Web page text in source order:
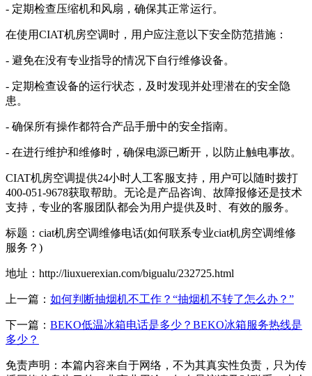
- 定期检查压缩机和风扇，确保其正常运行。
在使用CIAT机房空调时，用户应注意以下安全防范措施：
- 避免在没有专业指导的情况下自行维修设备。
- 定期检查设备的运行状态，及时发现并处理潜在的安全隐
患。
- 确保所有操作都符合产品手册中的安全指南。
- 在进行维护和维修时，确保电源已断开，以防止触电事故。
CIAT机房空调提供24小时人工客服支持，用户可以随时拨打
400-051-9678获取帮助。无论是产品咨询、故障报修还是技术
支持，专业的客服团队都会为用户提供及时、有效的服务。
标题：ciat机房空调维修电话(如何联系专业ciat机房空调维修
服务？)
地址：http://liuxuerexian.com/bigualu/232725.html
上一篇： 如何判断抽烟机不工作？“抽烟机不转了怎么办？”
下一篇： BEKO低温冰箱电话是多少？BEKO冰箱服务热线是
多少？
免责声明：本篇内容来自于网络，不为其真实性负责，只为传